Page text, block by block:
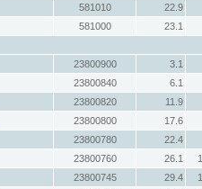
581010
22.9
581000
23.1
23800900
3.1
23800840
6.1
23800820
11.9
23800800
17.6
23800780
22.4
23800760 26.1
23800745 29.4